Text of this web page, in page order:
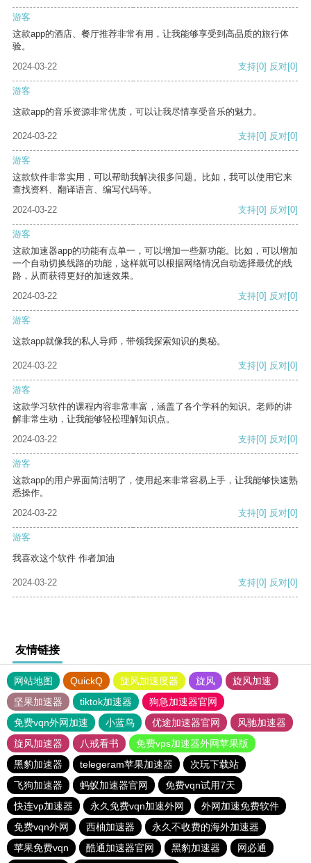
游客
这款app的酒店、餐厅推荐非常有用，让我能够享受到高品质的旅行体
验。
2024-03-22
支持[0] 反对[0]
游客
这款app的音乐资源非常优质，可以让我尽情享受音乐的魅力。
2024-03-22 支持[0] 反对[0]
游客
这款软件非常实用，可以帮助我解决很多问题。比如，我可以使用它来
查找资料、翻译语言、编写代码等。
2024-03-22
支持[0] 反对[0]
游客
这款加速器app的功能有点单一，可以增加一些新功能。比如，可以增加
一个自动切换线路的功能，这样就可以根据网络情况自动选择最优的线
路，从而获得更好的加速效果。
2024-03-22
支持[0] 反对[0]
游客
这款app就像我的私人导师，带领我探索知识的奥秘。
2024-03-22 支持[0] 反对[0]
游客
这款学习软件的课程内容非常丰富，涵盖了各个学科的知识。老师的讲
解非常生动，让我能够轻松理解知识点。
2024-03-22
支持[0] 反对[0]
游客
这款app的用户界面简洁明了，使用起来非常容易上手，让我能够快速熟
悉操作。
2024-03-22
支持[0] 反对[0]
游客
我喜欢这个软件 作者加油
2024-03-22 支持[0] 反对[0]
友情链接
网站地图 QuickQ 旋风加速度器 旋风
旋风加速
坚果加速器
tiktok加速器
狗急加速器官网
免费vqn外网加速
小蓝鸟 优途加速器官网
风驰加速器
旋风加速器
八戒看书
免费vps加速器外网苹果版
黑豹加速器
telegeram苹果加速器
次玩下载站
飞狗加速器
蚂蚁加速器官网
免费vqn试用7天
快连vp加速器
永久免费vqn加速外网
外网加速免费软件
免费vqn外网
西柚加速器
永久不收费的海外加速器
苹果免费vqn
酷通加速器官网 黑豹加速器 网必通